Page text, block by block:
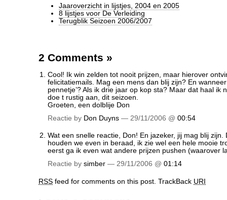
Jaaroverzicht in lijstjes, 2004 en 2005
8 lijstjes voor De Verleiding
Terugblik Seizoen 2006/2007
2 Comments »
Cool! Ik win zelden tot nooit prijzen, maar hierover
felicitatiemails. Mag een mens dan blij zijn? En
pennetje’? Als ik drie jaar op kop sta? Maar dat haal ik
doe t rustig aan, dit seizoen.
Groeten, een dolblije Don
Reactie by Don Duyns — 29/11/2006 @ 00:54
Wat een snelle reactie, Don! En jazeker, jij mag blij zijn.
houden we even in beraad, ik zie wel een hele mooie
eerst ga ik even wat andere prijzen pushen (waarover
Reactie by simber — 29/11/2006 @ 01:14
RSS feed for comments on this post. TrackBack URI